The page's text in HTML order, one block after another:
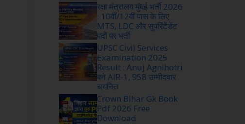
रक्षा मंत्रालय मुंबई भर्ती 2026
: 10वीं/12वीं पास के लिए
MTS, LDC और सुपरिंटेंडेंट
पदों पर भर्ती
UPSC Civil Services
Examination 2025
Result : Anuj Agnihotri
बने AIR-1, 958 उम्मीदवार
चयनित
Crown Bihar Gk Book
Pdf 2026 Free
Download